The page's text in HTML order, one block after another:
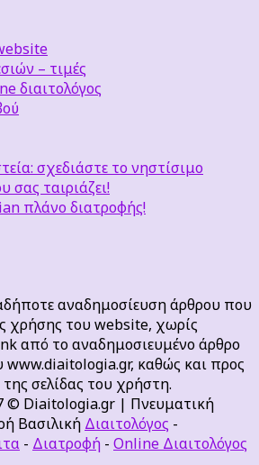
– τιμές
διαιτολόγος
σχεδιάστε το νηστίσιμο
σας ταιριάζει!
πλάνο διατροφής!
αναδημοσίευση άρθρου που
χρήσης του website, χωρίς
από το αναδημοσιευμένο άρθρο
www.diaitologia.gr, καθώς και προς
της σελίδας του χρήστη.
© Diaitologia.gr | Πνευματική
Βασιλική Διαιτολόγος -
- Διατροφή - Online Διαιτολόγος